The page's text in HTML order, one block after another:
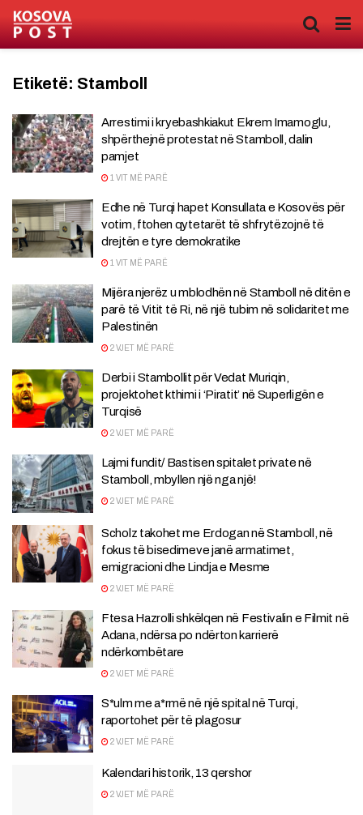
Etiketë: Stamboll
Arrestimi i kryebashkiakut Ekrem Imamoglu,
shpërthejnë protestat në Stamboll, dalin
pamjet
1 VIT MË PARË
Edhe në Turqi hapet Konsullata e Kosovës për
votim, ftohen qytetarët të shfrytëzojnë të
drejtën e tyre demokratike
1 VIT MË PARË
Mijëra njerëz u mblodhën në Stamboll në ditën e
parë të Vitit të Ri, në një tubim në solidaritet me
Palestinën
2 VJET MË PARË
Derbi i Stambollit për Vedat Muriqin,
projektohet kthimi i ‘Piratit’ në Superligën e
Turqisë
2 VJET MË PARË
Lajmi fundit/ Bastisen spitalet private në
Stamboll, mbyllen një nga një!
2 VJET MË PARË
Scholz takohet me Erdogan në Stamboll, në
fokus të bisedimeve janë armatimet,
emigracioni dhe Lindja e Mesme
2 VJET MË PARË
Ftesa Hazrolli shkëlqen në Festivalin e Filmit në
Adana, ndërsa po ndërton karrierë
ndërkombëtare
2 VJET MË PARË
S*ulm me a*rmë në një spital në Turqi,
raportohet për të plagosur
2 VJET MË PARË
Kalendari historik, 13 qershor
2 VJET MË PARË